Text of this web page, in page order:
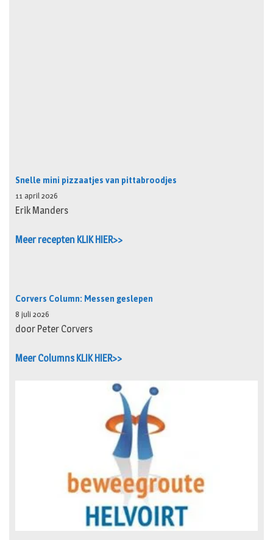
Snelle mini pizzaatjes van pittabroodjes
11 april 2026
Erik Manders
Meer recepten KLIK HIER>>
Corvers Column: Messen geslepen
8 juli 2026
door Peter Corvers
Meer Columns KLIK HIER>>